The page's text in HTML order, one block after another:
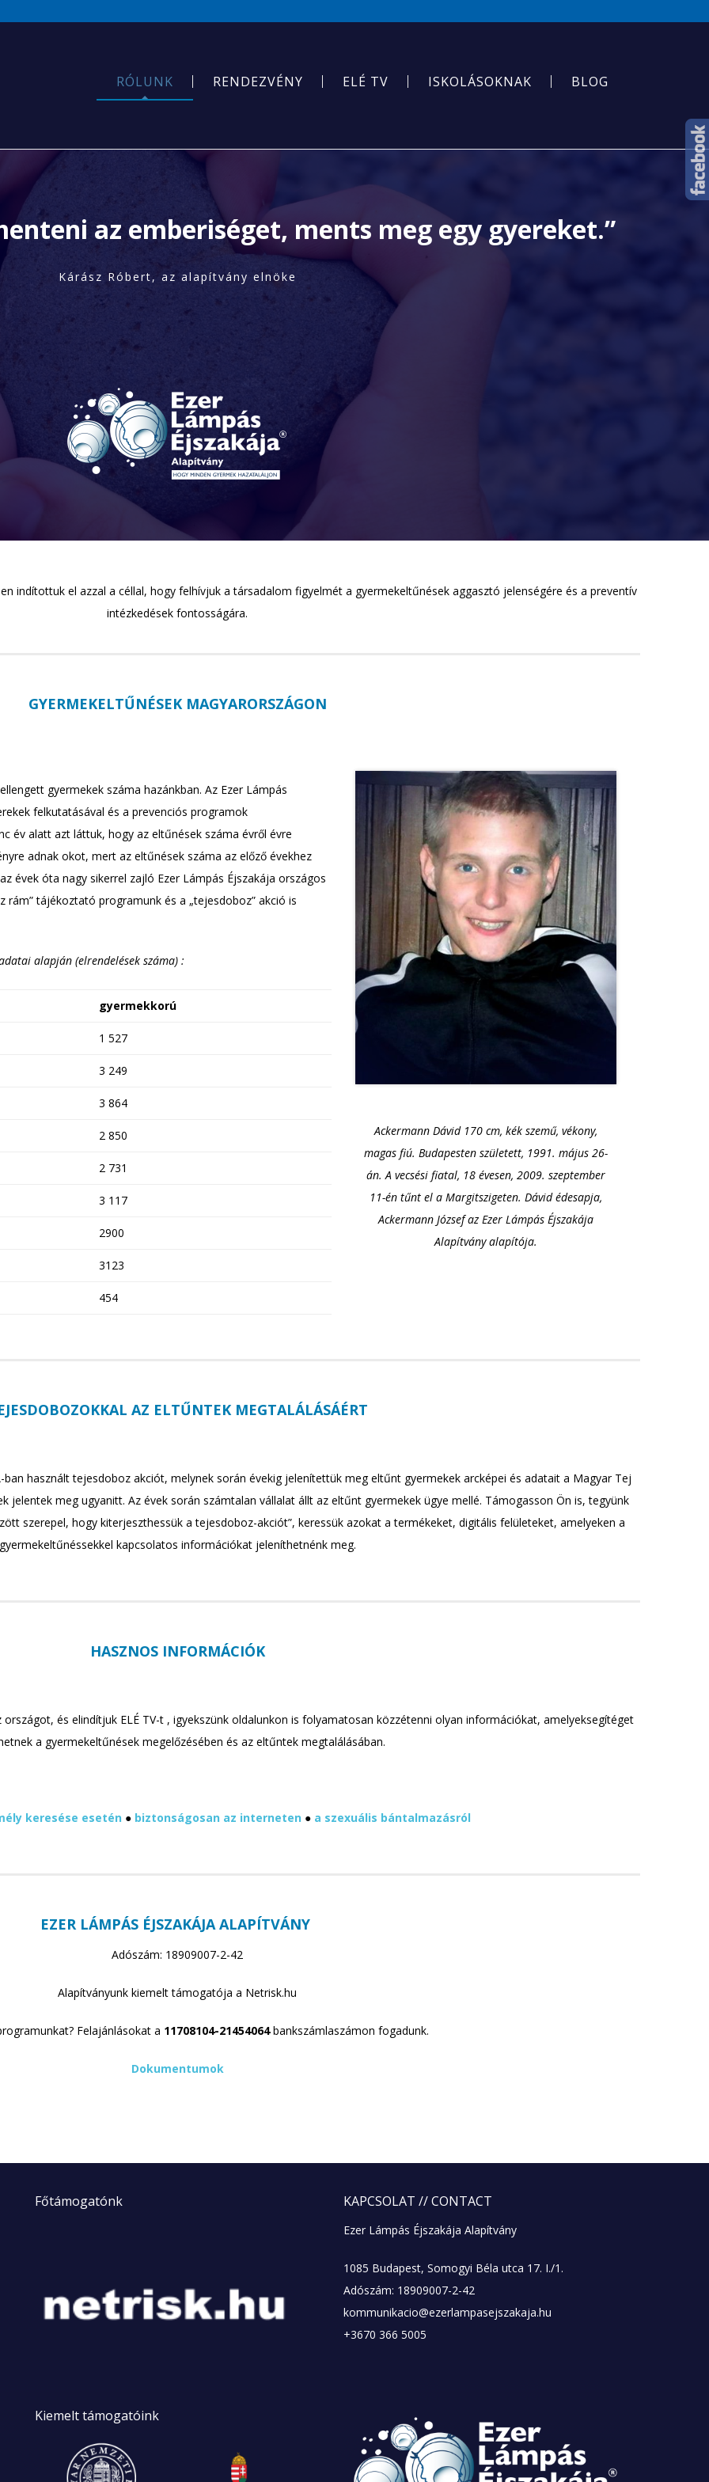
RÓLUNK RENDEZVÉNY ELÉ TV ISKOLÁSOKNAK BLOG
az emberiséget, ments meg egy gyereket.”
Kárász Róbert, az alapítvány elnöke
indítottuk el azzal a céllal, hogy felhívjuk a társadalom figyelmét a gyermekeltűnések aggasztó jelenségére és a preventív
intézkedések fontosságára.
GYERMEKELTŰNÉSEK MAGYARORSZÁGON
gyermekek száma hazánkban. Az Ezer Lámpás
felkutatásával és a prevenciós programok
év alatt azt láttuk, hogy az eltűnések száma évről évre
adnak okot, mert az eltűnések száma az előző évekhez
évek óta nagy sikerrel zajló Ezer Lámpás Éjszakája országos
tájékoztató programunk és a „tejesdoboz” akció is
alapján (elrendelések száma) :
gyermekkorú
1 527
3 249
3 864
2 850
2 731
3 117
2900
3123
454
Ackermann Dávid 170 cm, kék szemű, vékony,
magas fiú. Budapesten született, 1991. május 26-
án. A vecsési fiatal, 18 évesen, 2009. szeptember
11-én tűnt el a Margitszigeten. Dávid édesapja,
Ackermann József az Ezer Lámpás Éjszakája
Alapítvány alapítója.
AZ ELTŰNTEK MEGTALÁLÁSÁÉRT
használt tejesdoboz akciót, melynek során évekig jelenítettük meg eltűnt gyermekek arcképei és adatait a Magyar Tej
jelentek meg ugyanitt. Az évek során számtalan vállalat állt az eltűnt gyermekek ügye mellé. Támogasson Ön is, tegyünk
szerepel, hogy kiterjeszthessük a tejesdoboz-akciót”, keressük azokat a termékeket, digitális felületeket, amelyeken a
kapcsolatos információkat jeleníthetnénk meg.
HASZNOS INFORMÁCIÓK
és elindítjuk ELÉ TV-t , igyekszünk oldalunkon is folyamatosan közzétenni olyan információkat, amelyeksegítéget
a gyermekeltűnések megelőzésében és az eltűntek megtalálásában.
keresése esetén ● biztonságosan az interneten ● a szexuális bántalmazásról
EZER LÁMPÁS ÉJSZAKÁJA ALAPÍTVÁNY
Adószám: 18909007-2-42
Alapítványunk kiemelt támogatója a Netrisk.hu
Felajánlásokat a 11708104-21454064bankszámlaszámon fogadunk.
Dokumentumok
Főtámogatónk
Kiemelttámogatóink
KAPCSOLAT // CONTACT
Ezer Lámpás Éjszakája Alapítvány
1085 Budapest, Somogyi Béla utca 17. I./1.
Adószám: 18909007-2-42
kommunikacio@ezerlampasejszakaja.hu
+3670 366 5005